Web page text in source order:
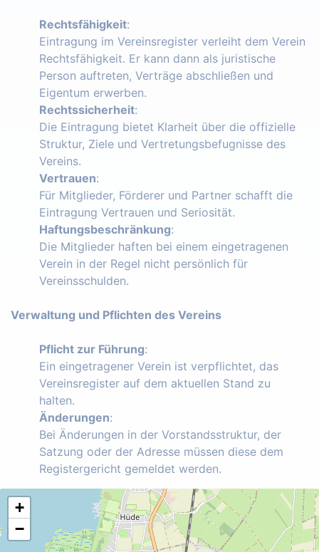
Rechtsfähigkeit:
Eintragung im Vereinsregister verleiht dem Verein
Rechtsfähigkeit. Er kann dann als juristische
Person auftreten, Verträge abschließen und
Eigentum erwerben.
Rechtssicherheit:
Die Eintragung bietet Klarheit über die offizielle
Struktur, Ziele und Vertretungsbefugnisse des
Vereins.
Vertrauen:
Für Mitglieder, Förderer und Partner schafft die
Eintragung Vertrauen und Seriosität.
Haftungsbeschränkung:
Die Mitglieder haften bei einem eingetragenen
Verein in der Regel nicht persönlich für
Vereinsschulden.
Verwaltung und Pflichten des Vereins
Pflicht zur Führung:
Ein eingetragener Verein ist verpflichtet, das
Vereinsregister auf dem aktuellen Stand zu
halten.
Änderungen:
Bei Änderungen in der Vorstandsstruktur, der
Satzung oder der Adresse müssen diese dem
Registergericht gemeldet werden.
+
−